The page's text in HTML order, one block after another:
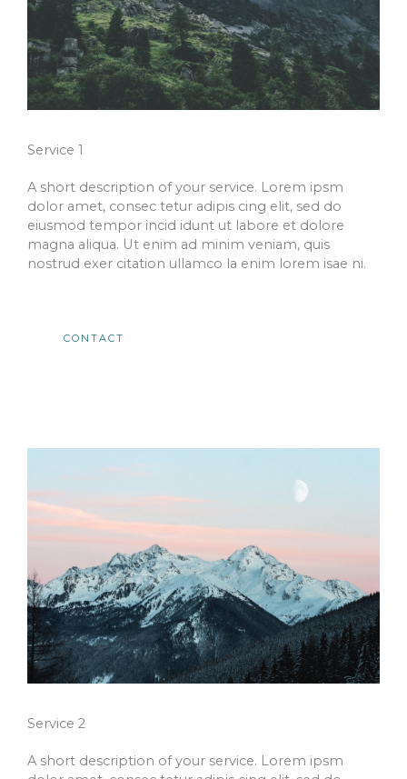
Service 1​
A short description of your service. Lorem ipsm
dolor amet, consec tetur adipis cing elit, sed do
eiusmod tempor incid idunt ut labore et dolore
magna aliqua. Ut enim ad minim veniam, quis
nostrud exer citation ullamco la enim lorem isae ni.​
CONTACT
Service 2
A short description of your service. Lorem ipsm